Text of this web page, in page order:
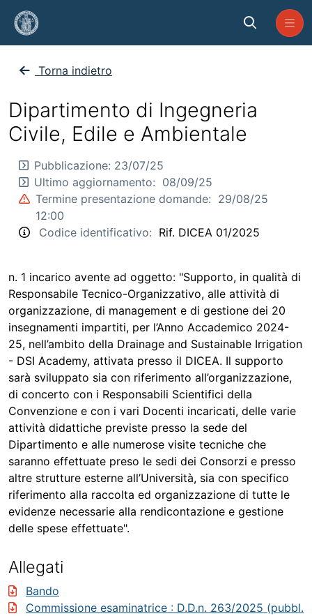
Skip to Main Content
Torna indietro
Dipartimento di Ingegneria
Civile, Edile e Ambientale
Pubblicazione: 23/07/25
Ultimo aggiornamento: 08/09/25
Termine presentazione domande: 29/08/25
12:00
Codice identificativo: Rif. DICEA 01/2025
n. 1 incarico avente ad oggetto: "Supporto, in qualità di
Responsabile Tecnico-Organizzativo, alle attività di
organizzazione, di management e di gestione dei 20
insegnamenti impartiti, per l’Anno Accademico 2024-
25, nell’ambito della Drainage and Sustainable Irrigation
- DSI Academy, attivata presso il DICEA. Il supporto
sarà sviluppato sia con riferimento all’organizzazione,
di concerto con i Responsabili Scientifici della
Convenzione e con i vari Docenti incaricati, delle varie
attività didattiche previste presso la sede del
Dipartimento e alle numerose visite tecniche che
saranno effettuate preso le sedi dei Consorzi e presso
altre strutture esterne all’Università, sia con specifico
riferimento alla raccolta ed organizzazione di tutte le
evidenze necessarie alla rendicontazione e gestione
delle spese effettuate".
Allegati
Bando
Commissione esaminatrice : D.D.n. 263/2025 (pubbl.